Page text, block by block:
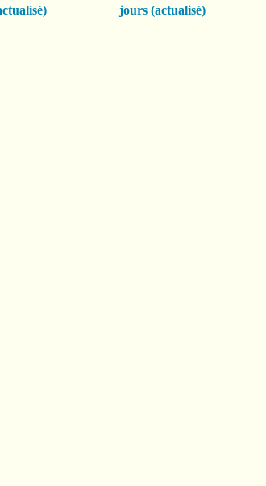
jours (actualisé)